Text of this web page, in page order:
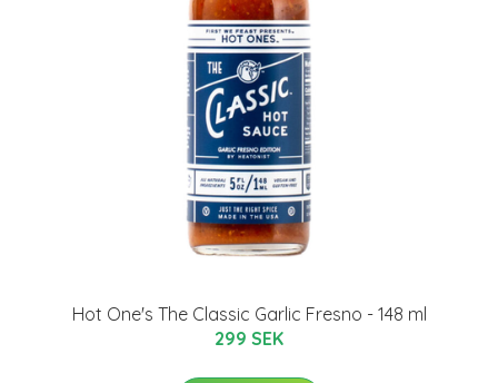
Hot One's The Classic Garlic Fresno - 148 ml
299 SEK